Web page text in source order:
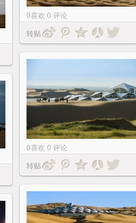
0喜欢 0 评论
转贴
0喜欢 0 评论
转贴